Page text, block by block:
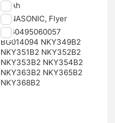
17 Ah
PANASONIC, Flyer
4260495060057
BG014094 NKY349B2
NKY351B2 NKY352B2
NKY353B2 NKY354B2
NKY363B2 NKY365B2
NKY368B2